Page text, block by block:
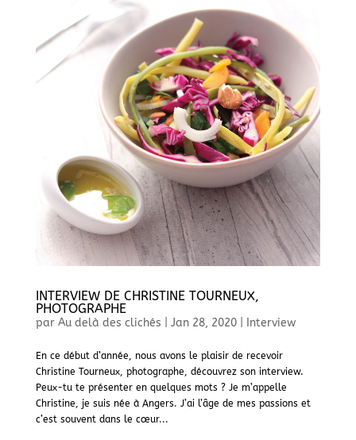
INTERVIEW DE CHRISTINE TOURNEUX,
PHOTOGRAPHE
par Au delà des clichés Jan 28, 2020| Interview
En ce début d’année, nous avons le plaisir de recevoir
Christine Tourneux, photographe, découvrez son interview.
Peux-tu te présenter en quelques mots ? Je m’appelle
Christine, je suis née à Angers. J’ai l’âge de mes passions et
c’est souvent dans le cœur...